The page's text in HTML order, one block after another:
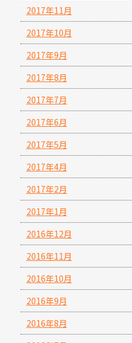
2017年11月
2017年10月
2017年9月
2017年8月
2017年7月
2017年6月
2017年5月
2017年4月
2017年2月
2017年1月
2016年12月
2016年11月
2016年10月
2016年9月
2016年8月